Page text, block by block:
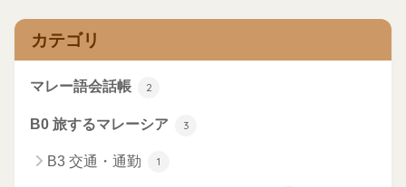
カテゴリ
マレー語会話帳 2
B0 旅するマレーシア 3
B3 交通・通勤 1